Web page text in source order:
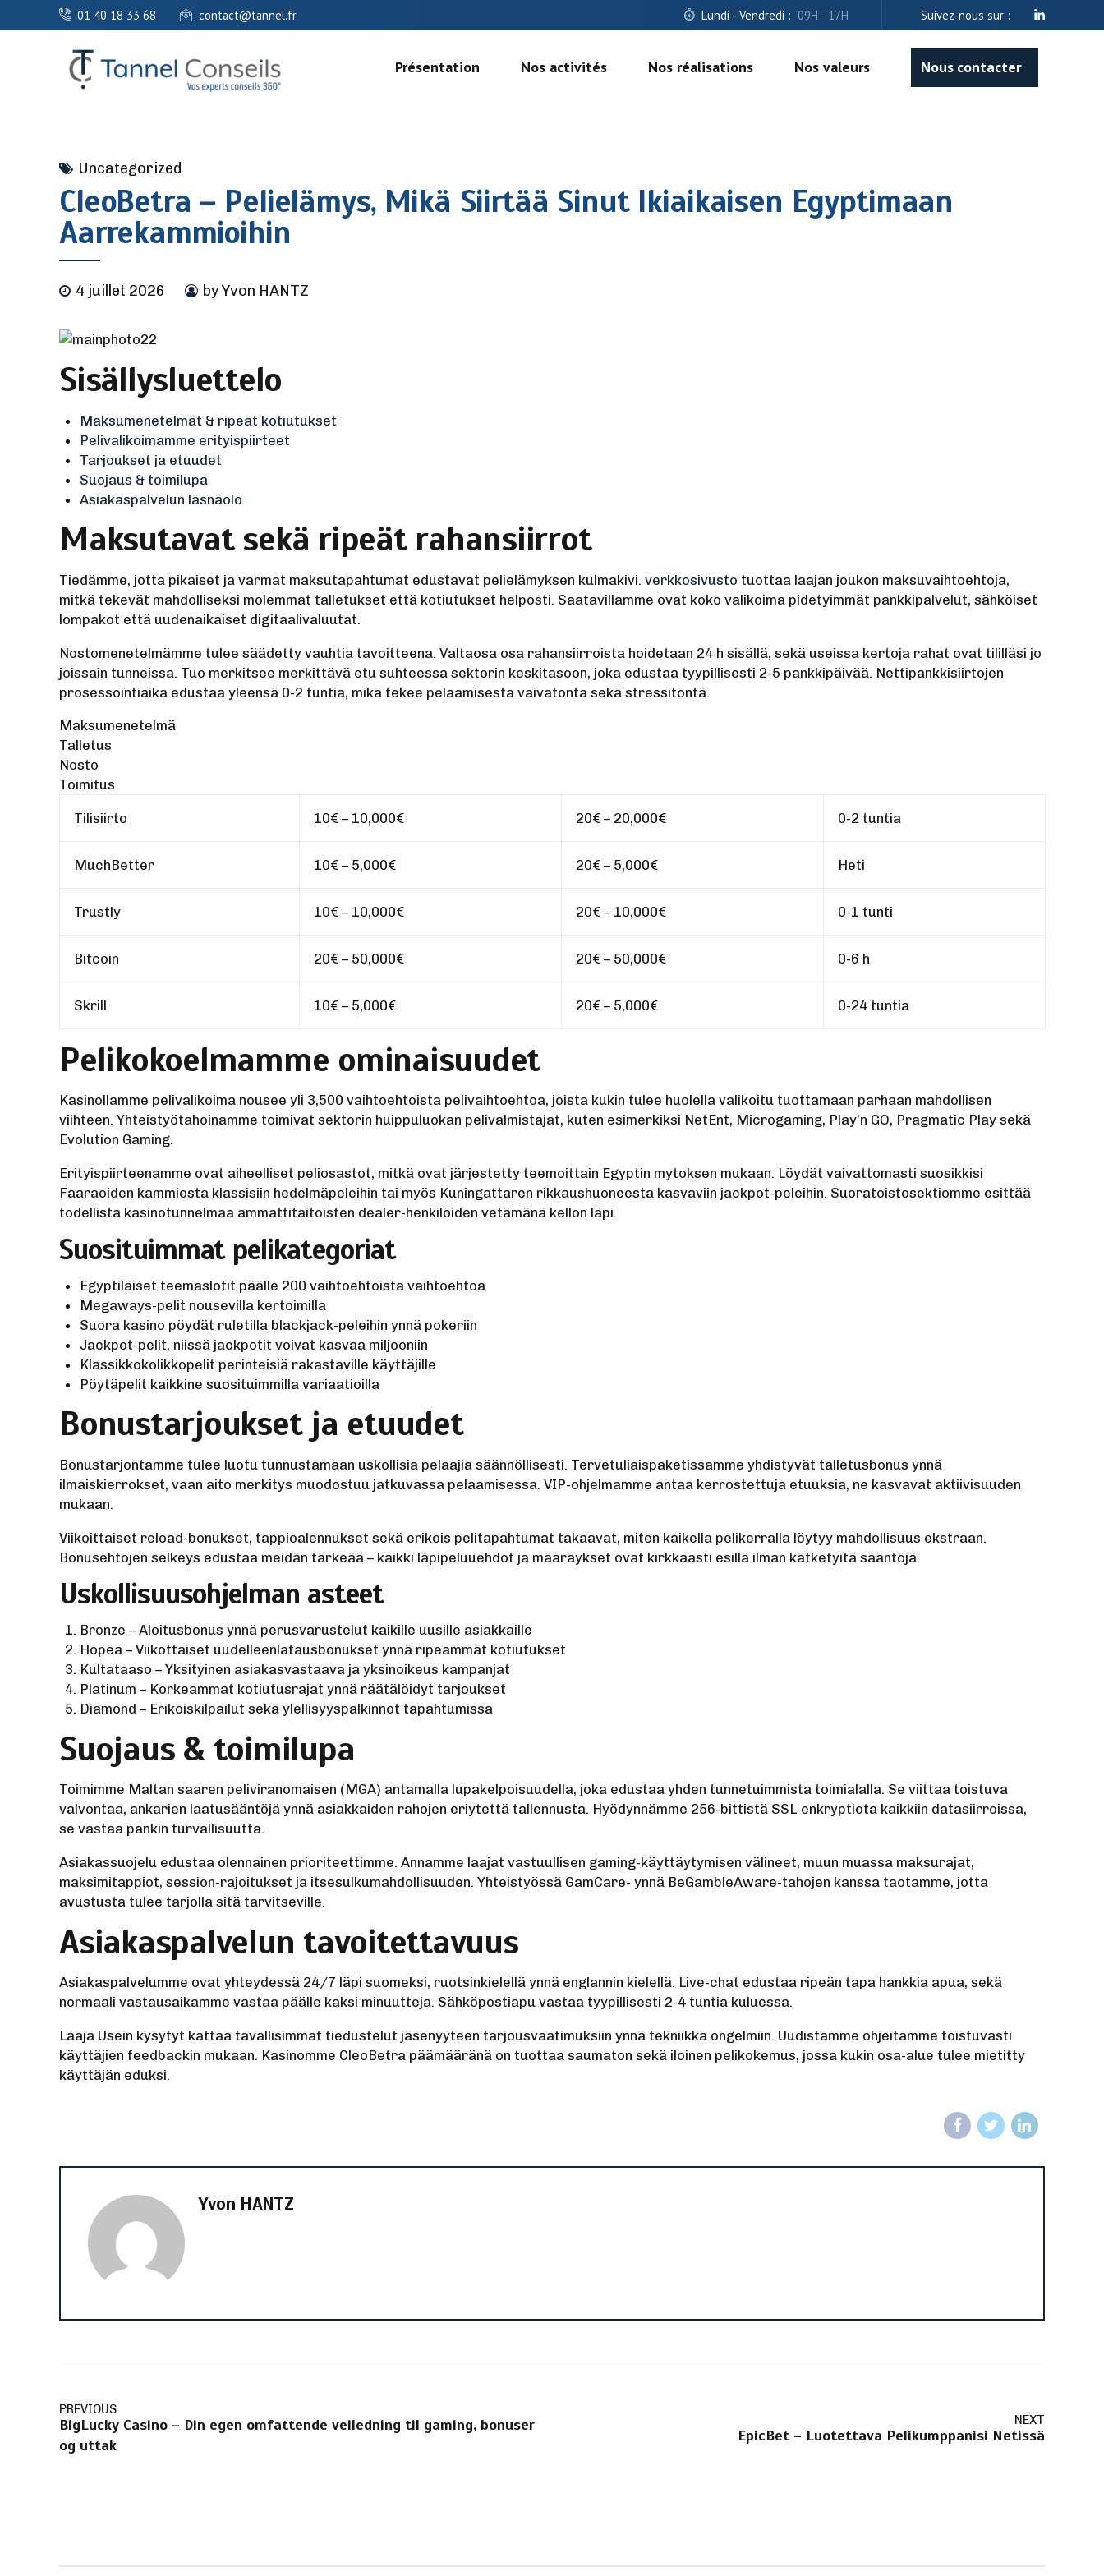
01 40 18 33 68 contact@tannel.fr Lundi - Vendredi : 09H - 17H Suivez-nous sur :
Nous contacter
Présentation Nos activités Nos réalisations Nos valeurs
Uncategorized
CleoBetra – Pelielämys, Mikä Siirtää Sinut Ikiaikaisen Egyptimaan
Aarrekammioihin
4 juillet 2026 by Yvon HANTZ
Sisällysluettelo
Maksumenetelmät & ripeät kotiutukset
Pelivalikoimamme erityispiirteet
Tarjoukset ja etuudet
Suojaus & toimilupa
Asiakaspalvelun läsnäolo
Maksutavat sekä ripeät rahansiirrot
Tiedämme, jotta pikaiset ja varmat maksutapahtumat edustavat pelielämyksen kulmakivi. verkkosivusto tuottaa laajan joukon maksuvaihtoehtoja,
mitkä tekevät mahdolliseksi molemmat talletukset että kotiutukset helposti. Saatavillamme ovat koko valikoima pidetyimmät pankkipalvelut, sähköiset
lompakot että uudenaikaiset digitaalivaluutat.
Nostomenetelmämme tulee säädetty vauhtia tavoitteena. Valtaosa osa rahansiirroista hoidetaan 24 h sisällä, sekä useissa kertoja rahat ovat tililläsi jo
joissain tunneissa. Tuo merkitsee merkittävä etu suhteessa sektorin keskitasoon, joka edustaa tyypillisesti 2-5 pankkipäivää. Nettipankkisiirtojen
prosessointiaika edustaa yleensä 0-2 tuntia, mikä tekee pelaamisesta vaivatonta sekä stressitöntä.
Maksumenetelmä
Talletus
Nosto
Toimitus
Tilisiirto 10€ – 10,000€ 20€ – 20,000€ 0-2 tuntia
MuchBetter 10€ – 5,000€ 20€ – 5,000€ Heti
Trustly 10€ – 10,000€ 20€ – 10,000€ 0-1 tunti
Bitcoin 20€ – 50,000€ 20€ – 50,000€ 0-6 h
Skrill 10€ – 5,000€ 20€ – 5,000€ 0-24 tuntia
Pelikokoelmamme ominaisuudet
Kasinollamme pelivalikoima nousee yli 3,500 vaihtoehtoista pelivaihtoehtoa, joista kukin tulee huolella valikoitu tuottamaan parhaan mahdollisen
viihteen. Yhteistyötahoinamme toimivat sektorin huippuluokan pelivalmistajat, kuten esimerkiksi NetEnt, Microgaming, Play’n GO, Pragmatic Play sekä
Evolution Gaming.
Erityispiirteenamme ovat aiheelliset peliosastot, mitkä ovat järjestetty teemoittain Egyptin mytoksen mukaan. Löydät vaivattomasti suosikkisi
Faaraoiden kammiosta klassisiin hedelmäpeleihin tai myös Kuningattaren rikkaushuoneesta kasvaviin jackpot-peleihin. Suoratoistosektiomme esittää
todellista kasinotunnelmaa ammattitaitoisten dealer-henkilöiden vetämänä kellon läpi.
Suosituimmat pelikategoriat
Egyptiläiset teemaslotit päälle 200 vaihtoehtoista vaihtoehtoa
Megaways-pelit nousevilla kertoimilla
Suora kasino pöydät ruletilla blackjack-peleihin ynnä pokeriin
Jackpot-pelit, niissä jackpotit voivat kasvaa miljooniin
Klassikkokolikkopelit perinteisiä rakastaville käyttäjille
Pöytäpelit kaikkine suosituimmilla variaatioilla
Bonustarjoukset ja etuudet
Bonustarjontamme tulee luotu tunnustamaan uskollisia pelaajia säännöllisesti. Tervetuliaispaketissamme yhdistyvät talletusbonus ynnä
ilmaiskierrokset, vaan aito merkitys muodostuu jatkuvassa pelaamisessa. VIP-ohjelmamme antaa kerrostettuja etuuksia, ne kasvavat aktiivisuuden
mukaan.
Viikoittaiset reload-bonukset, tappioalennukset sekä erikois pelitapahtumat takaavat, miten kaikella pelikerralla löytyy mahdollisuus ekstraan.
Bonusehtojen selkeys edustaa meidän tärkeää – kaikki läpipeluuehdot ja määräykset ovat kirkkaasti esillä ilman kätketyitä sääntöjä.
Uskollisuusohjelman asteet
Bronze – Aloitusbonus ynnä perusvarustelut kaikille uusille asiakkaille
Hopea – Viikottaiset uudelleenlatausbonukset ynnä ripeämmät kotiutukset
Kultataaso – Yksityinen asiakasvastaava ja yksinoikeus kampanjat
Platinum – Korkeammat kotiutusrajat ynnä räätälöidyt tarjoukset
Diamond – Erikoiskilpailut sekä ylellisyyspalkinnot tapahtumissa
Suojaus & toimilupa
Toimimme Maltan saaren peliviranomaisen (MGA) antamalla lupakelpoisuudella, joka edustaa yhden tunnetuimmista toimialalla. Se viittaa toistuva
valvontaa, ankarien laatusääntöjä ynnä asiakkaiden rahojen eriytettä tallennusta. Hyödynnämme 256-bittistä SSL-enkryptiota kaikkiin datasiirroissa,
se vastaa pankin turvallisuutta.
Asiakassuojelu edustaa olennainen prioriteettimme. Annamme laajat vastuullisen gaming-käyttäytymisen välineet, muun muassa maksurajat,
maksimitappiot, session-rajoitukset ja itsesulkumahdollisuuden. Yhteistyössä GamCare- ynnä BeGambleAware-tahojen kanssa taotamme, jotta
avustusta tulee tarjolla sitä tarvitseville.
Asiakaspalvelun tavoitettavuus
Asiakaspalvelumme ovat yhteydessä 24/7 läpi suomeksi, ruotsinkielellä ynnä englannin kielellä. Live-chat edustaa ripeän tapa hankkia apua, sekä
normaali vastausaikamme vastaa päälle kaksi minuutteja. Sähköpostiapu vastaa tyypillisesti 2-4 tuntia kuluessa.
Laaja Usein kysytyt kattaa tavallisimmat tiedustelut jäsenyyteen tarjousvaatimuksiin ynnä tekniikka ongelmiin. Uudistamme ohjeitamme toistuvasti
käyttäjien feedbackin mukaan. Kasinomme CleoBetra päämääränä on tuottaa saumaton sekä iloinen pelikokemus, jossa kukin osa-alue tulee mietitty
käyttäjän eduksi.
Yvon HANTZ
PREVIOUS
BigLucky Casino – Din egen omfattende veiledning til gaming, bonuser
og uttak
NEXT
EpicBet – Luotettava Pelikumppanisi Netissä